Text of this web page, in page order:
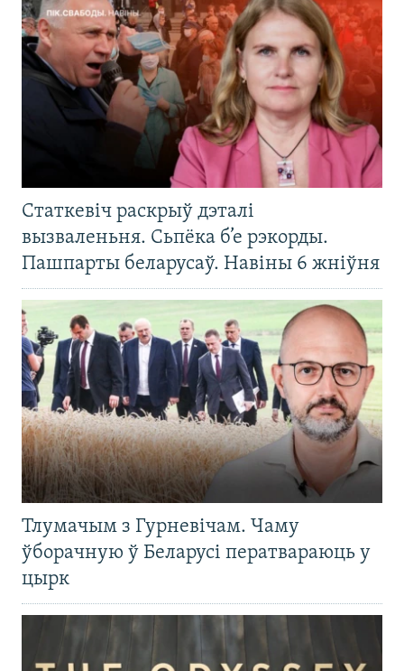
Статкевіч раскрыў дэталі
вызваленьня. Сьпёка б’е рэкорды.
Пашпарты беларусаў. Навіны 6 жніўня
Тлумачым з Гурневічам. Чаму
ўборачную ў Беларусі ператвараюць у
цырк